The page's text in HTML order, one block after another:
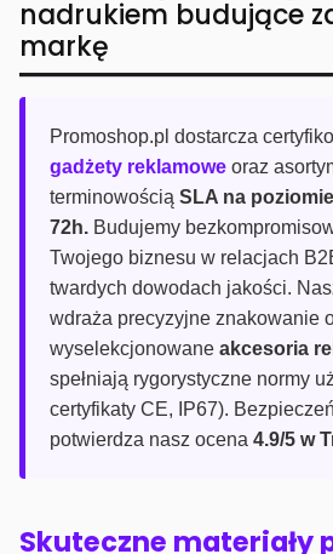
nadrukiem budujące
markę
Promoshop.pl dostarcza
gadżety reklamowe oraz
terminowością SLA na
72h. Budujemy
Twojego biznesu w relacjach
twardych dowodach jakości.
wdraża precyzyjne znakowanie
wyselekcjonowane akcesoria
spełniają rygorystyczne normy
certyfikaty CE, IP67).
potwierdza nasz ocena 4.9/5 w
Skuteczne materiały